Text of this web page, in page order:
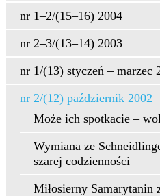
nr 1–2/(15–16) 2004
nr 2–3/(13–14) 2003
nr 1/(13) styczeń – marzec
nr 2/(12) październik 2002
Może ich spotkacie –
Wymiana ze
szarej codzienności
Miłosierny Samarytanin